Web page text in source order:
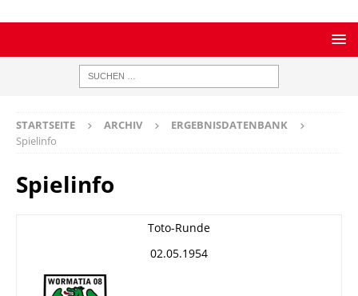
STARTSEITE ARCHIV
ERGEBNISDATENBANK
Spielinfo
Spielinfo
Toto-Runde
02.05.1954